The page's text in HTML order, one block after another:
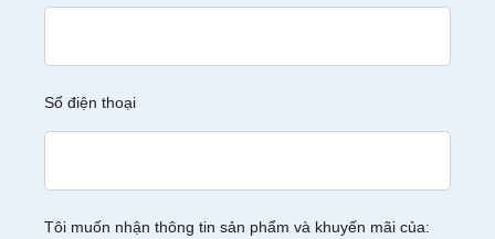
Số điện thoại
Tôi muốn nhận thông tin sản phẩm và khuyến mãi của: